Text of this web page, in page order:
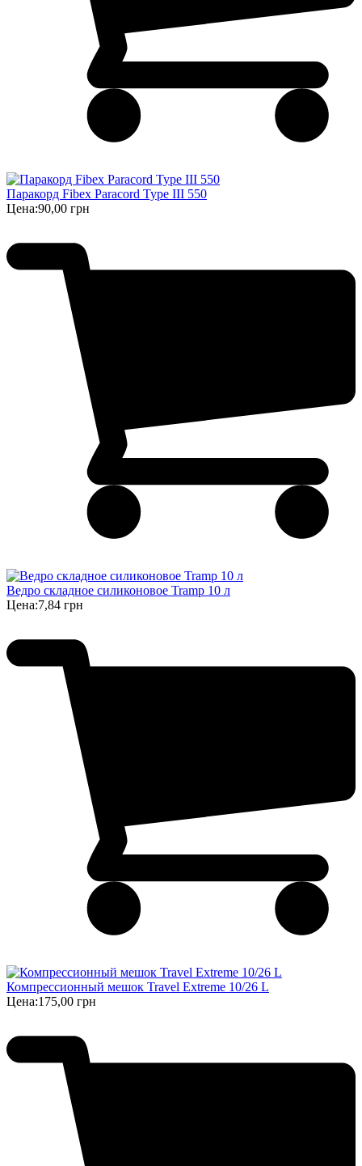
Паракорд Fibex Paracord Type III 550
Цена:90,00 грн
Ведро складное силиконовое Tramp 10 л
Цена:7,84 грн
Компрессионный мешок Travel Extreme 10/26 L
Цена:175,00 грн